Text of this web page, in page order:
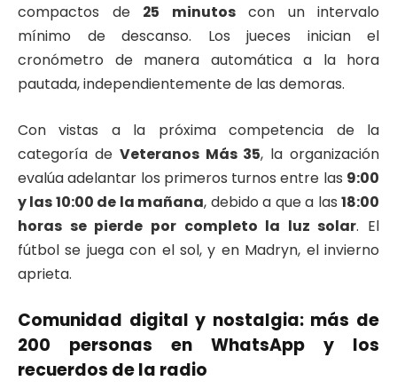
compactos de 25 minutoscon un intervalo
mínimo de descanso. Los jueces inician el
cronómetro de manera automática a la hora
pautada, independientemente de las demoras.
Con vistas a la próxima competencia de la
categoría de Veteranos Más 35, la organización
evalúa adelantar los primeros turnos entre las 9:00
y las 10:00 de la mañana, debido a que a las18:00
horas se pierde por completo la luz solar. El
fútbol se juega con el sol, y en Madryn, el invierno
aprieta.
Comunidad digital y nostalgia: más de
200 personas en WhatsApp y los
recuerdos de la radio